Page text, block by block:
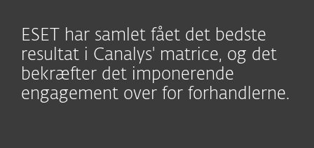
ESET har samlet fået det bedste
resultat i Canalys' matrice, og det
bekræfter det imponerende
engagement over for forhandlerne.